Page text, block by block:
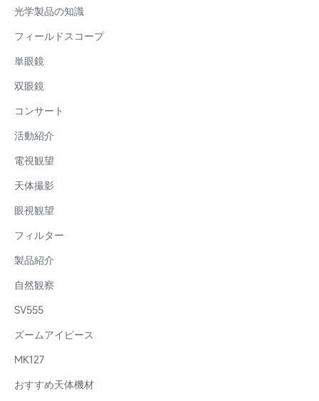
光学製品の知識
フィールドスコープ
単眼鏡
双眼鏡
コンサート
活動紹介
電視観望
天体撮影
眼視観望
フィルター
製品紹介
自然観察
SV555
ズームアイピース
MK127
おすすめ天体機材